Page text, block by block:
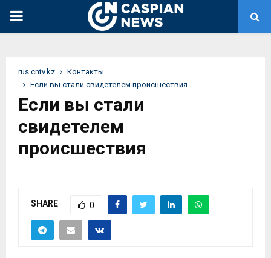
PRIMARY
rus.cntv.kz
Контакты
Если вы стали свидетелем происшествия
Если вы стали
свидетелем
происшествия
SHARE 0